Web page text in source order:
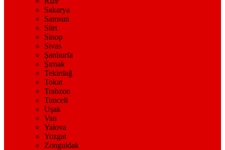
Sakarya
Samsun
Siirt
Sinop
Sivas
Şanlıurfa
Şırnak
Tekirdağ
Tokat
Trabzon
Tunceli
Uşak
Van
Yalova
Yozgat
Zonguldak